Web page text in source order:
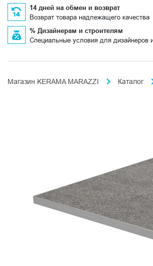
14 дней на обмен и возврат
Возврат товара надлежащего качества
% Дизайнерам и строителям
Специальные условия для дизайнеров
Магазин KERAMA MARAZZI Каталог